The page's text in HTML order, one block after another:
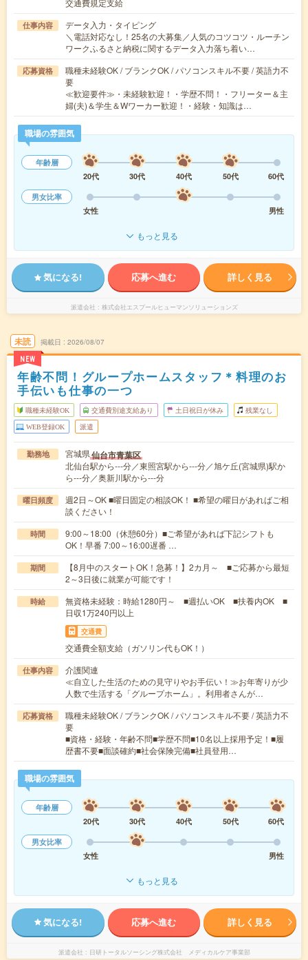
交通費規定支給
仕事内容
データ入力・タイピング
＼電話対応なし！25名の大募集／人気のコツコツ・ルーチン
ワークふるさと納税に関するデータ入力落ち着い…
応募資格
職種未経験OK / ブランクOK / パソコンスキル不要 / 英語力不
要
≪歓迎要件≫・未経験歓迎！・学歴不問！・フリーター＆主
婦(夫)＆学生＆Wワーカー歓迎！・経験・知識は…
職場の雰囲気
年齢層
20代
30代 40代 50代
60代
男女比率
女性
男性
もっと見る
気になる! 応募へ進む 詳しく見る
派遣会社 株式会社エスプールヒューマンソリューションズ
未読
NEW
掲載日 2026/08/07
年齢不問！グループホームスタッフ＊料理のお
手伝いも仕事の一つ
職種未経験OK 交通費別途支給あり 土日祝日が休み 残業なし
WEB登録OK 派遣
勤務地 宮城県仙台市青葉区
北仙台駅から---分／東照宮駅から---分／旭ケ丘(宮城県)駅か
ら---分／奥新川駅から---分
曜日頻度
週2日～OK ■曜日固定の相談OK！ ■希望の曜日があればご相
談ください！
時間
9:00～18:00（休憩60分）■ご希望があれば下記シフトも
OK！早番 7:00～16:00遅番 …
期間
【8月中のスタートOK！急募！】2カ月～ ■ご応募から最短
2～3日後に就業が可能です！
時給
無資格未経験：時給1280円～ ■週払いOK ■扶養内OK ■
日収1万240円以上
交通費
交通費全額支給（ガソリン代もOK！）
仕事内容
介護関連
≪自立した生活のための見守りやお手伝い！≫お年寄りが少
人数で生活する「グループホーム」。利用者さんが…
応募資格
職種未経験OK / ブランクOK / パソコンスキル不要 / 英語力不
要
■資格・経験・年齢不問■学歴不問■10名以上採用予定！■履
歴書不要■面談確約■社会保険完備■社員登用…
職場の雰囲気
年齢層
20代
30代 40代 50代
60代
男女比率
女性
男性
もっと見る
気になる! 応募へ進む 詳しく見る
派遣会社 日研トータルソーシング株式会社 メディカルケア事業部